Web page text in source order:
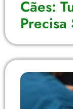
Cães:
Precisa